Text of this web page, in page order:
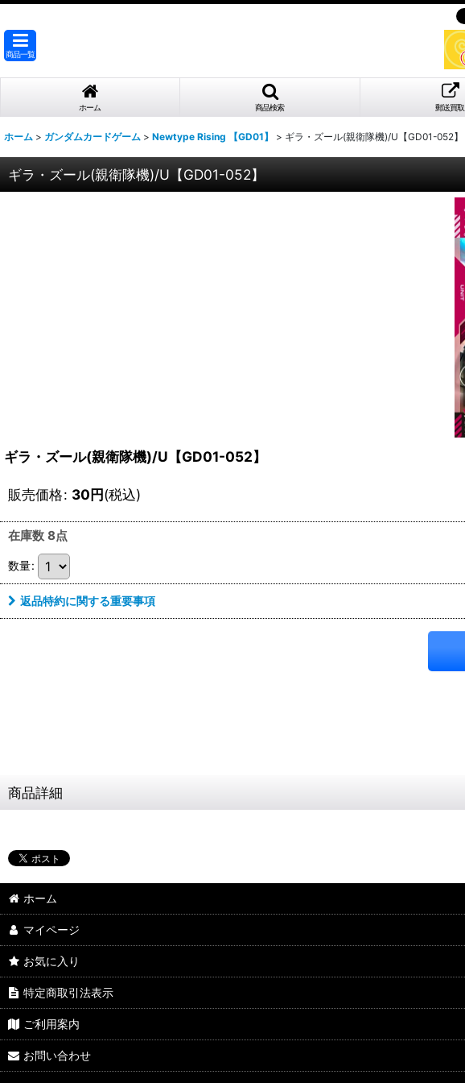
商品一覧
ホーム 商品検索 郵送買取
ホーム > ガンダムカードゲーム > Newtype Rising 【GD01】 > ギラ・ズール(親衛隊機)/U【GD01-052】
ギラ・ズール(親衛隊機)/U【GD01-052】
ギラ・ズール(親衛隊機)/U【GD01-052】
販売価格: 30円(税込)
在庫数 8点
数量:
返品特約に関する重要事項
商品詳細
ホーム
マイページ
お気に入り
特定商取引法表示
ご利用案内
お問い合わせ